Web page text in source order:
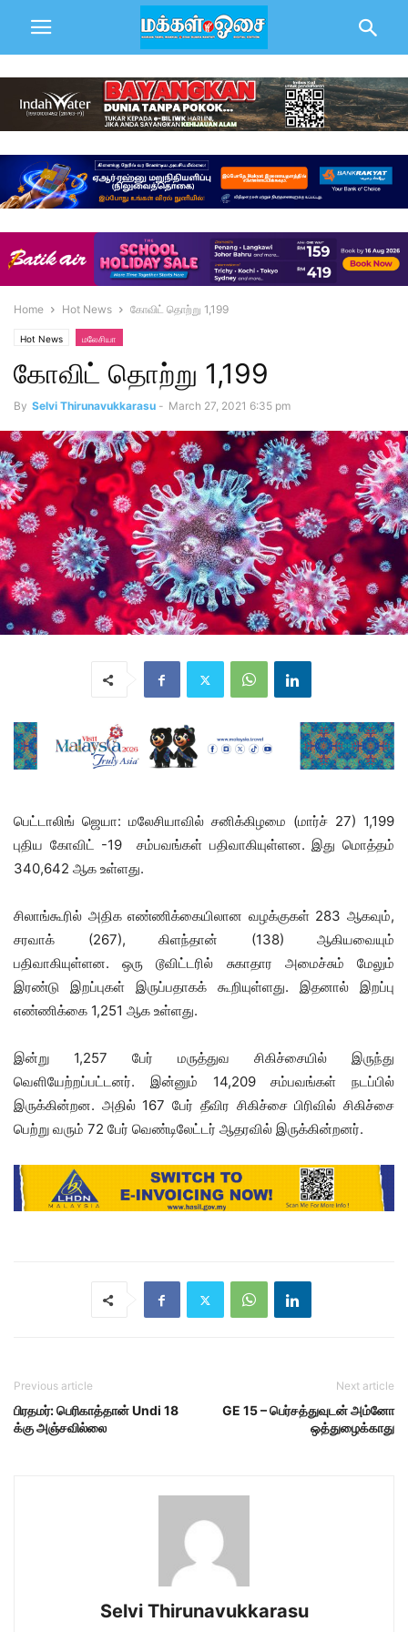
Home Hot News கோவிட் தொற்று 1,199
Hot News மலேசியா
கோவிட் தொற்று 1,199
By Selvi Thirunavukkarasu - March 27, 2021 6:35 pm
பெட்டாலிங் ஜெயா: மலேசியாவில் சனிக்கிழமை (மார்ச் 27) 1,199
புதிய கோவிட் -19 சம்பவங்கள் பதிவாகியுள்ளன. இது மொத்தம்
340,642 ஆக உள்ளது.
சிலாங்கூரில் அதிக எண்ணிக்கையிலான வழக்குகள் 283 ஆகவும்,
சரவாக் (267), கிளந்தான் (138) ஆகியவையும்
பதிவாகியுள்ளன. ஒரு டூவிட்டரில் சுகாதார அமைச்சும் மேலும்
இரண்டு இறப்புகள் இருப்பதாகக் கூறியுள்ளது. இதனால் இறப்பு
எண்ணிக்கை 1,251 ஆக உள்ளது.
இன்று 1,257 பேர் மருத்துவ சிகிச்சையில் இருந்து
வெளியேற்றப்பட்டனர். இன்னும் 14,209 சம்பவங்கள் நடப்பில்
இருக்கின்றன. அதில் 167 பேர் தீவிர சிகிச்சை பிரிவில் சிகிச்சை
பெற்று வரும் 72 பேர் வெண்டிலேட்டர் ஆதரவில் இருக்கின்றனர்.
Previous article
பிரதமர்: பெரிகாத்தான் Undi 18
க்கு அஞ்சவில்லை
Next article
GE 15 – பெர்சத்துவுடன் அம்னோ
ஒத்துழைக்காது
Selvi Thirunavukkarasu